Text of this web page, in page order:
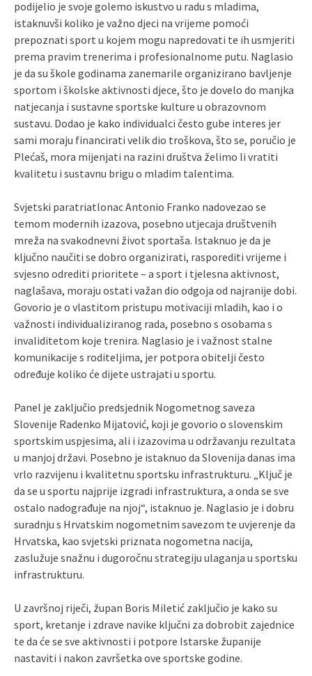
podijelio je svoje golemo iskustvo u radu s mladima,
istaknuvši koliko je važno djeci na vrijeme pomoći
prepoznati sport u kojem mogu napredovati te ih usmjeriti
prema pravim trenerima i profesionalnome putu. Naglasio
je da su škole godinama zanemarile organizirano bavljenje
sportom i školske aktivnosti djece, što je dovelo do manjka
natjecanja i sustavne sportske kulture u obrazovnom
sustavu. Dodao je kako individualci često gube interes jer
sami moraju financirati velik dio troškova, što se, poručio je
Plećaš, mora mijenjati na razini društva želimo li vratiti
kvalitetu i sustavnu brigu o mladim talentima.
Svjetski paratriatlonac Antonio Franko nadovezao se
temom modernih izazova, posebno utjecaja društvenih
mreža na svakodnevni život sportaša. Istaknuo je da je
ključno naučiti se dobro organizirati, rasporediti vrijeme i
svjesno odrediti prioritete – a sport i tjelesna aktivnost,
naglašava, moraju ostati važan dio odgoja od najranije dobi.
Govorio je o vlastitom pristupu motivaciji mladih, kao i o
važnosti individualiziranog rada, posebno s osobama s
invaliditetom koje trenira. Naglasio je i važnost stalne
komunikacije s roditeljima, jer potpora obitelji često
određuje koliko će dijete ustrajati u sportu.
Panel je zaključio predsjednik Nogometnog saveza
Slovenije Radenko Mijatović, koji je govorio o slovenskim
sportskim uspjesima, ali i izazovima u održavanju rezultata
u manjoj državi. Posebno je istaknuo da Slovenija danas ima
vrlo razvijenu i kvalitetnu sportsku infrastrukturu. „Ključ je
da se u sportu najprije izgradi infrastruktura, a onda se sve
ostalo nadograđuje na njoj“, istaknuo je. Naglasio je i dobru
suradnju s Hrvatskim nogometnim savezom te uvjerenje da
Hrvatska, kao svjetski priznata nogometna nacija,
zaslužuje snažnu i dugoročnu strategiju ulaganja u sportsku
infrastrukturu.
U završnoj riječi, župan Boris Miletić zaključio je kako su
sport, kretanje i zdrave navike ključni za dobrobit zajednice
te da će se sve aktivnosti i potpore Istarske županije
nastaviti i nakon završetka ove sportske godine.